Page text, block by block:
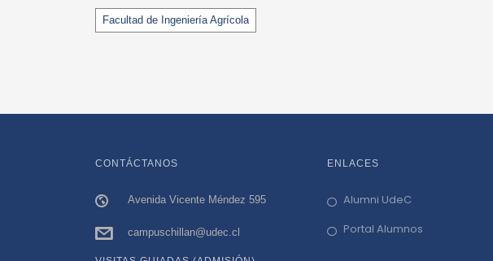
Tags
Facultad de Ingeniería Agrícola
CONTÁCTANOS
Avenida Vicente Méndez 595
campuschillan@udec.cl
ENLACES
Alumni UdeC
Portal Alumnos